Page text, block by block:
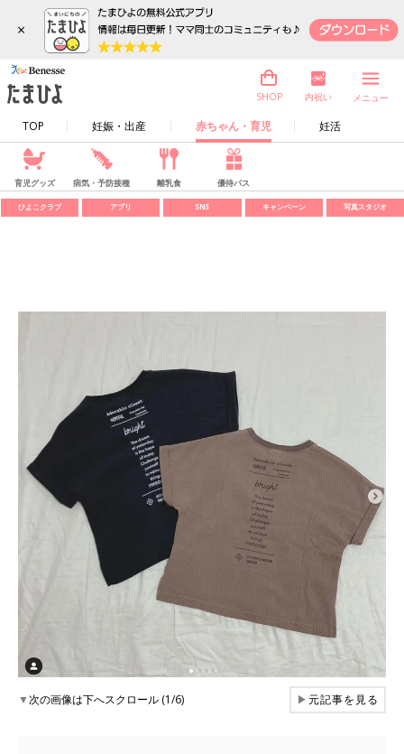
×
TOP 妊娠・出産 赤ちゃん・育児 妊活
SHOP 内祝い メニュー
育児グッズ 病気・予防接種 離乳食 優待パス
ひよこクラブ アプリ SNS キャンペーン 写真スタジオ
▼次の画像は下へスクロール (1/6) ▶元記事を見る